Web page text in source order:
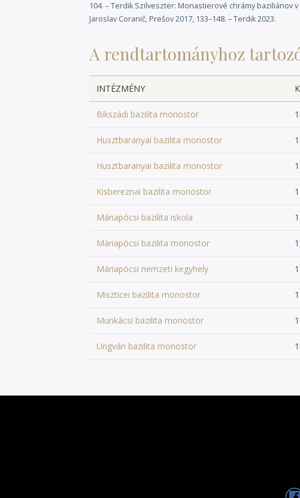
104. – Terdik Szilveszter: Monastierové chrámy baziliánov
Jaroslav Coranič, Prešov 2017, 133–148. – Terdik 2023.
A rendtartományhoz
INTÉZMÉNY
Bikszádi bazilita monostor
Husztbaranyai bazilita monostor
Husztbaranyai bazilita monostor
Kisbereznai bazilita monostor
Máriapócsi bazilita iskola
Máriapócsi bazilita monostor
Máriapócsi nemzeti kegyhely
Miszticei bazilita monostor
Munkácsi bazilita monostor
Ungvári bazilita monostor